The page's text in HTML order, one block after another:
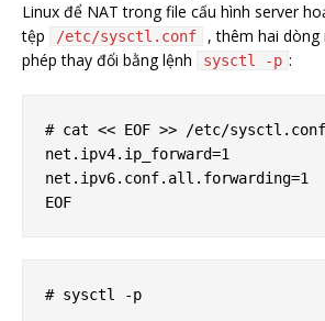
Linux để NAT trong file cấu hình server
tệp
/etc/sysctl.conf
, thêm hai
phép thay đổi bằng lệnh
sysctl -p :
# cat << EOF >> /etc/sysctl.conf
net.ipv4.ip_forward=1
net.ipv6.conf.all.forwarding=1